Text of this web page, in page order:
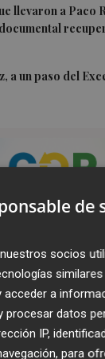
llevaron a Paco
a un paso del
de
socios
similares
acceder a
procesar datos
IP,
para